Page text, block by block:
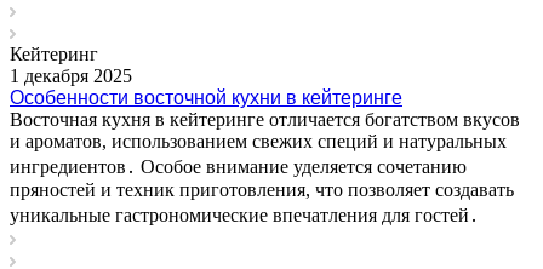
Кейтеринг
1 декабря 2025
Особенности восточной кухни в кейтеринге
Восточная кухня в кейтеринге отличается богатством вкусов
и ароматов, использованием свежих специй и натуральных
ингредиентов․ Особое внимание уделяется сочетанию
пряностей и техник приготовления, что позволяет создавать
уникальные гастрономические впечатления для гостей․